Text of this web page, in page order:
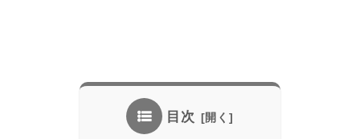
目次